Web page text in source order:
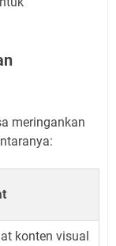
meringankan
konten visual